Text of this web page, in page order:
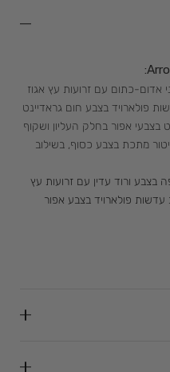
אדום-כתום עם זרועות עץ אגוז
פולארויד בצבע חום גראדיינט
אפור בחלק העליון ושקוף
מתכת בצבע כסוף, בשילוב
ורוד עדין עם זרועות עץ
פולארויד בצבע אפור